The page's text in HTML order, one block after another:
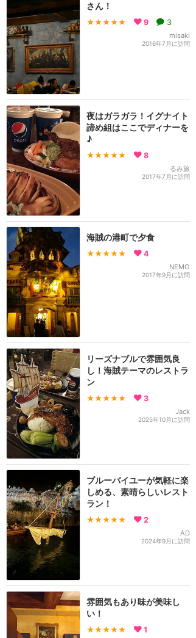
さん！
★★★★★ 9 3
misaki
2016年7月に訪問
夜はガラガラ！イグナイト
諦め組はここでディナーを
♪
★★★★★ 8
るみ旅
2017年7月に訪問
海賊の港町で夕食
★★★★★ 4
NEMO
2017年9月に訪問
リーズナブルで雰囲気良
し！海賊テーマのレストラ
ン
★★★★★ 3
Jack
2025年10月に訪問
ブルーバイユーが気軽に楽
しめる、素晴らしいレスト
ラン！
★★★★★ 2
AD
2024年9月に訪問
雰囲気もあり味が美味し
い！
★★★★★ 1